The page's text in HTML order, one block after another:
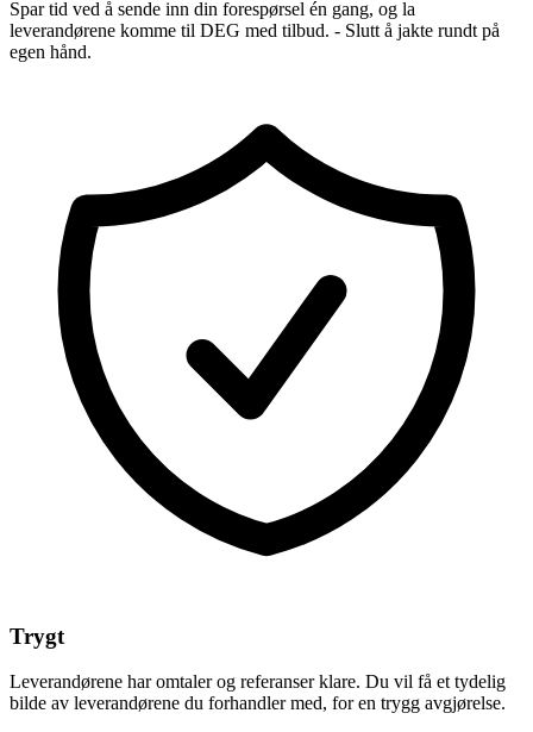
Spar tid ved å sende inn din forespørsel én gang, og la
leverandørene komme til DEG med tilbud. - Slutt å jakte rundt på
egen hånd.
Trygt
Leverandørene har omtaler og referanser klare. Du vil få et tydelig
bilde av leverandørene du forhandler med, for en trygg avgjørelse.